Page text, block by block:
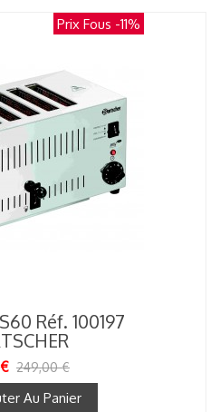
Prix Fous -11%
Réf. 100197
249,00 €
Au Panier